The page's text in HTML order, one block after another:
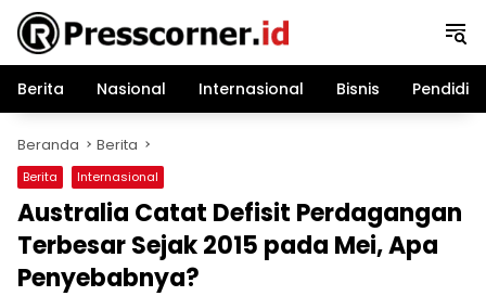
Langsung
konten
Berita
Nasional Internasional Bisnis
Beranda Berita
Berita Internasional
Australia Catat Defisit Perdagangan
Terbesar Sejak 2015 pada Mei, Apa
Penyebabnya?